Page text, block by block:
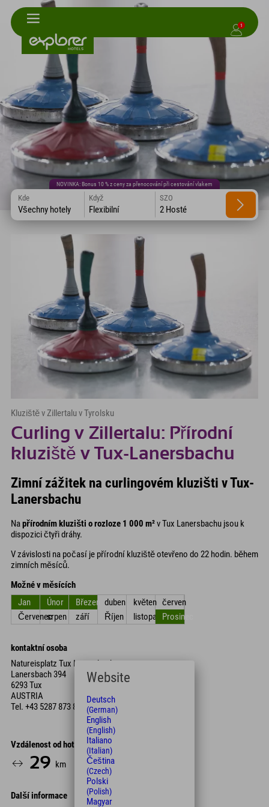
1
NOVINKA: Bonus 10 % z ceny za přenocování při cestování vlakem
Kde
Všechny hotely
Když
Flexibilní
SZO
2 Hosté
Kluziště v Zillertalu v Tyrolsku
Curling v Zillertalu: Přírodní
kluziště v Tux-Lanersbachu
Zimní zážitek na curlingovém kluzišti v Tux-
Lanersbachu
Napřírodním kluzišti o rozloze 1 000 m²v Tux Lanersbachu jsou k
dispozici čtyři dráhy.
V závislosti na počasí je přírodní kluziště otevřeno do 22 hodin. během
zimních měsíců.
Možné v měsících
Jan
Únor Březen duben květen červen
Červenecsrpen září Říjen listopad Prosinec
kontaktní osoba
Natureisplatz Tux Lanersbach
Lanersbach 394
6293 Tux
AUSTRIA
Tel. +43 5287 873 85
Vzdálenost od hotelu
29 km 33
Další informace
Website
Deutsch
(German)
English
(English)
Italiano
(Italian)
Čeština
(Czech)
Polski
(Polish)
Magyar